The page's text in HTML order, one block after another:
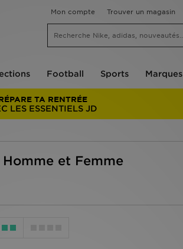
Mon compte Trouver un magasin
Football Sports Marques
TA RENTRÉE
LES ESSENTIELS JD
Homme et Femme